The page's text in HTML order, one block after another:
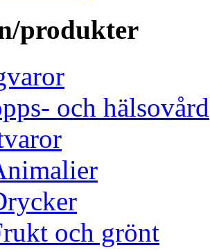
produkter
och hälsovård
och grönt